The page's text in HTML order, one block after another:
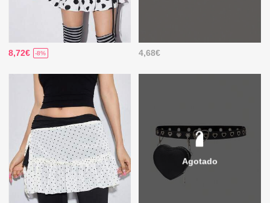
8,72€ -8% 4,68€
Agotado